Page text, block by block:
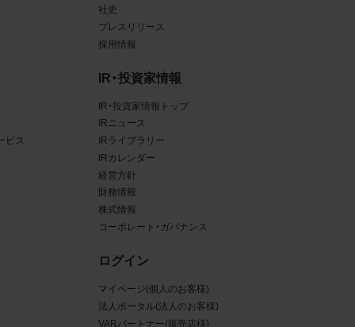
タ
に
す
の
優
の
ビス
社史
プレスリリース
採用情報
IR・投資家情報
IR・投資家情報トップ
IRニュース
IRライブラリー
IRカレンダー
経営方針
財務情報
株式情報
コーポレート・ガバナンス
ログイン
マイページ(個人のお客様)
法人ポータル(法人のお客様)
VARパートナー(販売店様)